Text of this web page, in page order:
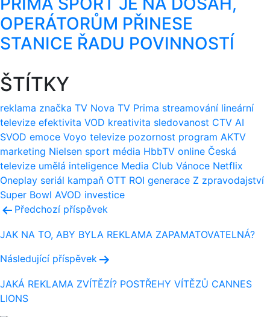
OPERÁTORŮM PŘINESE
STANICE ŘADU POVINNOSTÍ
ŠTÍTKY
reklama značka TV Nova TV Prima streamování lineární
televize efektivita VOD kreativita sledovanost CTV AI
SVOD emoce Voyo televize pozornost program AKTV
marketing Nielsen sport média HbbTV online Česká
televize umělá inteligence Media Club Vánoce Netflix
Oneplay seriál kampaň OTT ROI generace Z zpravodajství
Super Bowl AVOD investice
Navigace
pro
příspěvek
Předchozí příspěvek
JAK NA TO, ABY BYLA REKLAMA ZAPAMATOVATELNÁ?
Následující příspěvek
JAKÁ REKLAMA ZVÍTĚZÍ? POSTŘEHY VÍTĚZŮ CANNES
LIONS